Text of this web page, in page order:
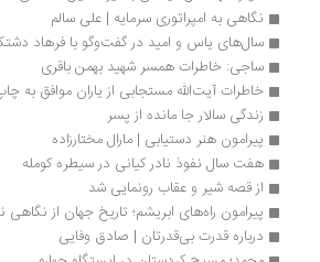
نگاهی به امپراتوری سرمایه | علی سالم
سال‌های یاس و امید در گفت‌وگو با فرهاد دشتکی‌نیا
ساجی: خاطرات همسر شهید بهمن باقری
خاطرات آیت‌الله مستجابی از یاران موافق به چاپ دوم
زندگی سالار جا مانده از پسر
پیرامون هنر دستیابی | مارال مختارزاده
هفت سال نفوذ نادر کیانی در سیطره کومله
از قصه شیر و عقاب رونمایی شد
پیرامون راه‌های ابریشم؛ تاریخ جهان از نگاهی نو |
درباره قدرت بی‌قدرتان | صادق وفایی